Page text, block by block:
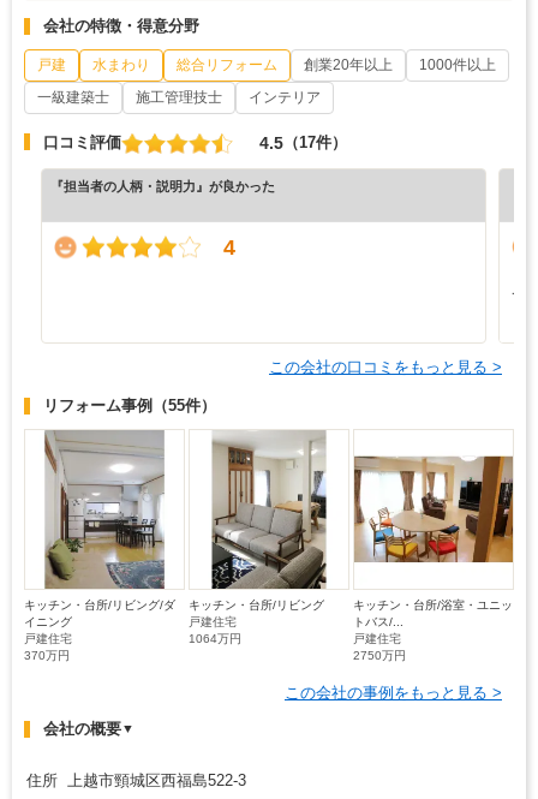
会社の特徴・得意分野
戸建 水まわり 総合リフォーム 創業20年以上
1000件以上
一級建築士
施工管理技士 インテリア
口コミ評価 4.5 （17件）
『担当者の人柄・説明力』が良かった
4
て
この会社の口コミをもっと見る >
リフォーム事例 （55件）
キッチン・台所/リビング/ダ
イニング
戸建住宅
370万円
キッチン・台所/リビング
戸建住宅
1064万円
キッチン・台所/浴室・ユニッ
トバス/...
戸建住宅
2750万円
この会社の事例をもっと見る >
会社の概要▼
住所 上越市頸城区西福島522-3